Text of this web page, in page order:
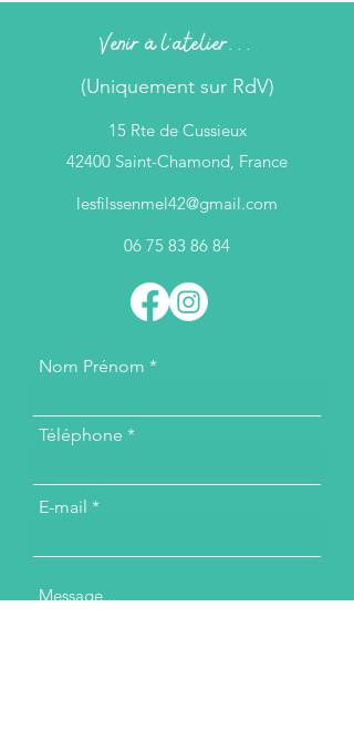
Venir à l'atelier...
(Uniquement sur RdV)
15 Rte de Cussieux
42400 Saint-Chamond, France
lesfilssenmel42@gmail.com
06 75 83 86 84
Nom Prénom
Téléphone
E-mail
Message...